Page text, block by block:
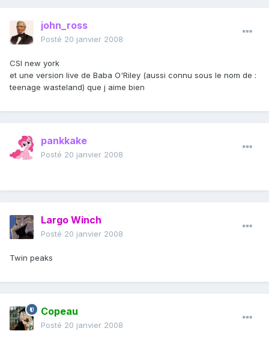
john_ross
Posté 20 janvier 2008
CSI new york
et une version live de Baba O'Riley (aussi connu sous le nom de :
teenage wasteland) que j aime bien
pankkake
Posté 20 janvier 2008
Largo Winch
Posté 20 janvier 2008
Twin peaks
Copeau
Posté 20 janvier 2008